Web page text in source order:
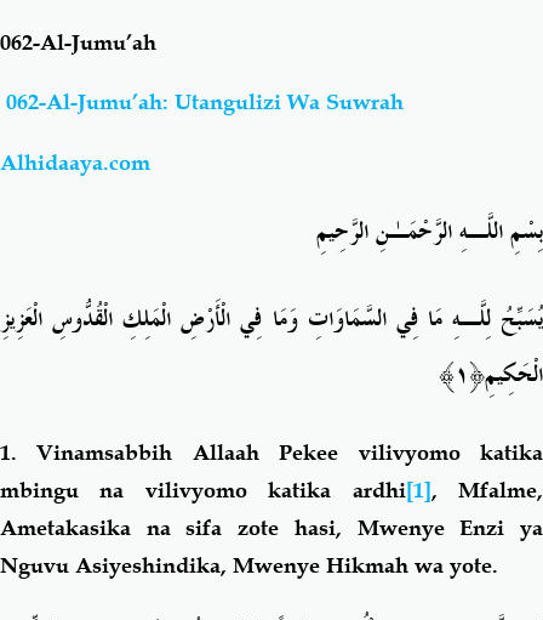
Salaf Wa Ummah
Mapishi
062-Al-Jumu’ah
062-Al-Jumu’ah: Utangulizi Wa Suwrah
Alhidaaya.com
بِسْمِ اللَّـهِ الرَّحْمَـٰنِ الرَّحِيمِ
يُسَبِّحُ لِلَّـهِ مَا فِي السَّمَاوَاتِ وَمَا فِي الْأَرْضِ الْمَلِكِ الْقُدُّوسِ الْعَزِيزِ
الْحَكِيمِ﴿١﴾
1.Vinamsabbih Allaah Pekee vilivyomo katika
mbingu na vilivyomo katika ardhi[1], Mfalme,
Ametakasika na sifa zote hasi, Mwenye Enzi ya
Nguvu Asiyeshindika, Mwenye Hikmah wa yote.